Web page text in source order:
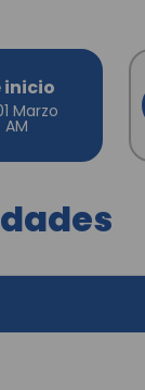
inicio
Marzo